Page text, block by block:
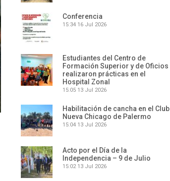
Conferencia
15:34 16 Jul 2026
Estudiantes del Centro de
Formación Superior y de Oficios
realizaron prácticas en el
Hospital Zonal
15:05 13 Jul 2026
Habilitación de cancha en el Club
Nueva Chicago de Palermo
15:04 13 Jul 2026
Acto por el Día de la
Independencia – 9 de Julio
15:02 13 Jul 2026